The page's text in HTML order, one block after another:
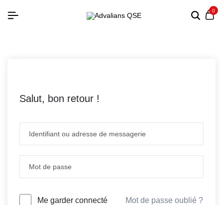
0
Salut, bon retour !
Me garder connecté Mot de passe oublié ?